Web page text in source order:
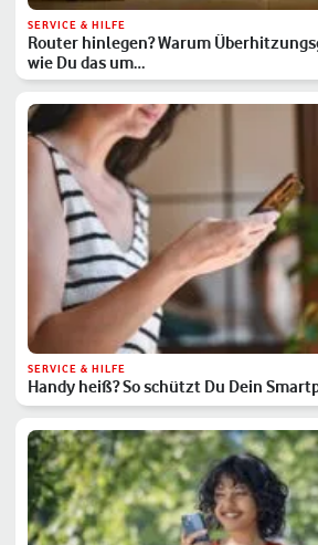
SERVICE & HILFE
Router hinlegen? Warum
wie Du das um…
SERVICE & HILFE
Handy heiß? So schützt Du Dein